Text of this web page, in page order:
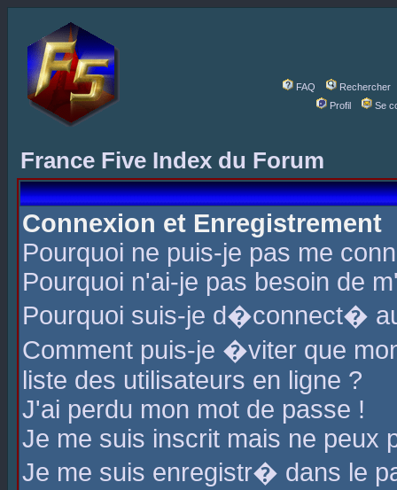
FAQ
Rechercher
Profil
Se
France Five Index du Forum
Connexion et Enregistrement
Pourquoi ne puis-je pas me
Pourquoi n'ai-je pas besoin de
Pourquoi suis-je d�connect�
Comment puis-je �viter que
liste des utilisateurs en ligne ?
J'ai perdu mon mot de passe !
Je me suis inscrit mais ne peux
Je me suis enregistr� dans le